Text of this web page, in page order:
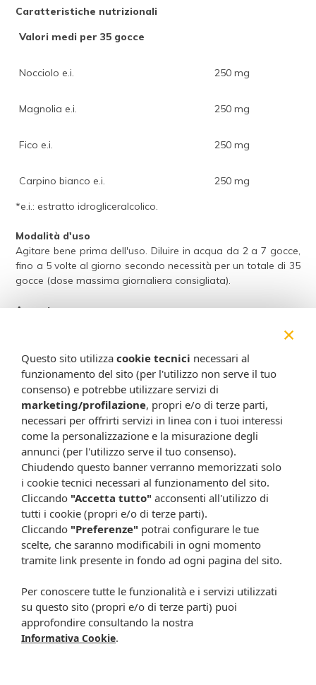
Caratteristiche nutrizionali
Valori medi per 35 gocce
Nocciolo e.i. 250 mg
Magnolia e.i. 250 mg
Fico e.i. 250 mg
Carpino bianco e.i.
250 mg
*e.i.: estratto idrogliceralcolico.
Modalità d'uso
Agitare bene prima dell'uso. Diluire in acqua da 2 a 7 gocce,
fino a 5 volte al giorno secondo necessità per un totale di 35
gocce (dose massima giornaliera consigliata).
Avvertenze
fuori dalla portata dei bambini al di sotto dei 3 anni di età.
Gli integratori non vanno intesi come sostituti di una dieta
varia ed equilibrata ed uno stile di vita sano.
Conservazione
Conservare in luogo fresco ed asciutto. Evitare l'esposizione
a fonti di calore e a raggi solari. L'eventuale formazione di
corpo di fondo è dovuta alla presenza di estratti vegetali e
non è indice di alterazione della qualità del prodotto. Il
termine minimo di conservazione si riferisce al prodotto
correttamente conservato in confezione integra.
Validità a confezionamento integro: 36 mesi.
Formato
Flacone da 30 ml.
Attenzione:
Ogni scheda che troverai sul nostro sito è da considerarsi a scopo
informativo, utile alla guida dell’acquisto del prodotto. Non
×
Questo sito utilizza cookie tecnici necessari al
funzionamento del sito (per l'utilizzo non serve il tuo
consenso) e potrebbe utilizzare servizi di
marketing/profilazione, propri e/o di terze parti,
necessari per offrirti servizi in linea con i tuoi interessi
come la personalizzazione e la misurazione degli
annunci (per l'utilizzo serve il tuo consenso).
Chiudendo questo banner verranno memorizzati solo
i cookie tecnici necessari al funzionamento del sito.
Cliccando "Accetta tutto" acconsenti all'utilizzo di
tutti i cookie (propri e/o di terze parti).
Cliccando "Preferenze" potrai configurare le tue
scelte, che saranno modificabili in ogni momento
tramite link presente in fondo ad ogni pagina del sito.
Per conoscere tutte le funzionalità e i servizi utilizzati
su questo sito (propri e/o di terze parti) puoi
approfondire consultando la nostra
Informativa Cookie.